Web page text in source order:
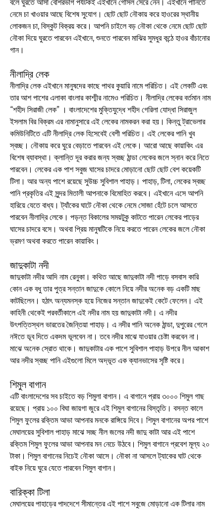
বলে ঘুরতে আসা বেশিরভাগ পর্যটকই এইখানে গোসল সেরে নেন। এইখানে পানিতে
নেমে চা খাওয়ার আছে বিশেষ সুযোগ। ছোট ছোট নৌকায় করে হাওরের স্থানীয়
লোকজন চা, বিস্কুট বিক্রয় করে। আপনি চাইলে বড় নৌকা থেকে নেমে ছোট ছোট
নৌকা দিয়ে ঘুরতে পারবেন এইখানে, শুনতে পারবেন মাঝির সুমধুর কন্ঠে হাওর বাঁচানোর
গান।
নীলাদ্রি লেক
নীলাদ্রি লেক এইখানে মানুষদের কাছে পাথর কুয়ারি নামে পরিচিত। এই লেকটি এবং
তার আশ পাশের এলাকা বাংলার কাশ্মীর নামেও পরিচিত। নীলাদ্রি লেকের বর্তমান নাম
“শহীদ সিরাজী লেক” । বাংলাদেশের মুক্তিযুদ্ধে শহীদ গেরিলা যোদ্ধা সিরাজুল
ইসলাম বির বিক্রম এর নামানুসারে এই লেকের নামকরন করা হয়। কিন্তু ট্রাভেলার
কমিউনিটিতে এটি নীলাদ্রি লেক হিসেবেই বেশী পরিচিত। এই লেকের পানি খুব
স্বচ্ছ। নৌকায় করে ঘুরে বেড়াতে পারবেন এই লেকে। আরো আছে কায়াকিং এর
বিশেষ ব্যাবস্থা। ক্লান্তি দূর করার জন্য স্বচ্ছ ঠান্ডা লেকের জলে স্নান করে নিতে
পারবেন। লেকের এক পাশ সবুজ ঘাসের চাদরে মোড়ানো ছোট ছোট বেশ কয়েকটি
টিলা। আর অন্য পাশে রয়েছে সুউচ্চ সুবিশাল পাহাড়। পাহাড়, টিলা, লেকের স্বচ্ছ
পানি প্রকৃতির এই সুন্দর মিতালী আপনাকে বিমোহিত করবে। এইখানে এসে আপনি
হারিয়ে যেতে বাধ্য। ট্যাঁকের ঘাটে নৌকা থেকে নেমে সোজা হেঁটে চলে আসতে
পারবেন নীলাদ্রি লেকে। পড়ন্ত বিকালের সময়টুকু কাটতে পারেন লেকের পাড়ের
ঘাসের চাদরে বসে। অথবা প্রিয় মানুষটিকে নিয়ে করতে পারেন লেকের জলে নৌকা
ভ্রমণ অথবা করতে পারেন কায়াকিং।
জাদুকাটা নদী
জাদুকাটা নদীর আদি নাম রেনুকা। কথিত আছে জাদুকাটা নদী পাড়ে বসবাস কারি
কোন এক বধু তার পুত্র সন্তান জাদুকে কোলে নিয়ে নদীর অনেক বড় একটি মাছ
কাটছিলেন। হঠাৎ অন্যমনস্ক হয়ে নিজের সন্তান জাদুকেই কেটে ফেলেন। এই
কাহিনী থেকেই পরবর্তীকালে এই নদীর নাম হয় জাদুকাটা নদী। এ নদীর
উৎপত্তিস্থল ভারতের জৈন্তিয়া পাহাড়। এ নদীর পানি অনেক ঠান্ডা, দুপুরের গেলে
নঈতে ডূব দিতে একদম ভূলবেন না। তবে নদীর মাঝে যাওয়ার চেষ্টা করবেন না।
মাঝে অনেক স্রোত থাকে। জাদুকাটার এক পাশে সুবিশাল পাহাড় উপরে নীল আকাশ
আর নদীর স্বচ্ছ পানি এইগুলো মিলে অদ্ভূত এক ক্যানভাসের সৃষ্টি করে।
শিমুল বাগান
এটি বাংলাদেশের সব চাইতে বড় শিমুলা বাগান। এ বাগানে প্রায় ৩০০০ শিমুল গাছ
রয়েছে। প্রায় ১০০ বিঘা জায়গা জুরে এই শিমুল বাগানের বিস্তৃতি। বসন্ত কালে
শিমুল ফুলের রক্তিম আভা আপনার মনকে রাঙ্গিয়ে দিবে। শিমুল বাগানের অপর পাশে
মেঘালয়ের সুবিশাল পাহাড় মাঝে সচ্ছ নীল জলের নদী জাদু কাটা আর এই পাশে
রক্তিম শিমুল ফুলের আভা আপনার মন নেচে উঠবে। শিমুল বাগানে প্রবেশ মূল্য ২০
টাকা। শিমুল বাগানের নিচেই নৌকা আসে। নৌকা না আসলে ট্যাকের ঘাট থেকে
বাইক নিয়ে ঘুরে যেতে পারবেন শিমুল বাগান।
বারিক্কা টিলা
মেঘালয়ের পাহাড়ের পাদদেশে সীমান্তের এই পাশে সবুজে মোড়ানো এক টিলার নাম